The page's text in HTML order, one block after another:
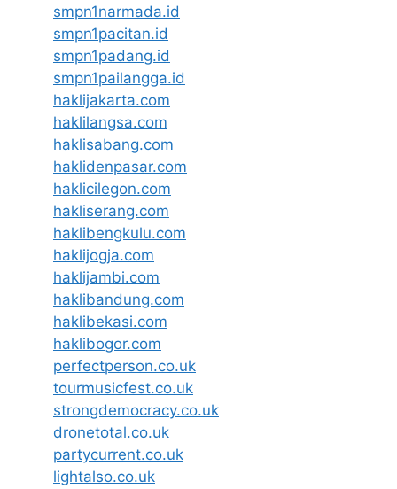
smpn1narmada.id
smpn1pacitan.id
smpn1padang.id
smpn1pailangga.id
haklijakarta.com
haklilangsa.com
haklisabang.com
haklidenpasar.com
haklicilegon.com
hakliserang.com
haklibengkulu.com
haklijogja.com
haklijambi.com
haklibandung.com
haklibekasi.com
haklibogor.com
perfectperson.co.uk
tourmusicfest.co.uk
strongdemocracy.co.uk
dronetotal.co.uk
partycurrent.co.uk
lightalso.co.uk